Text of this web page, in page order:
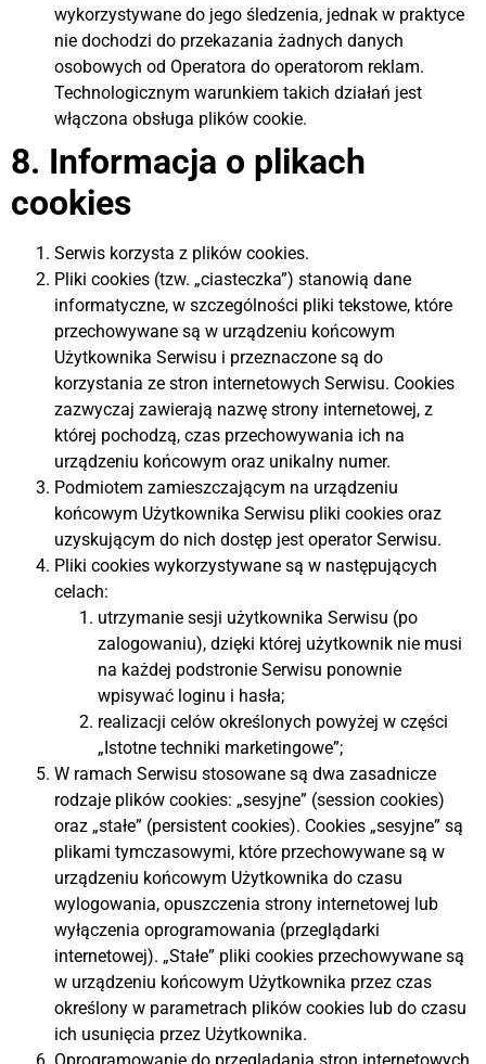
wykorzystywane do jego śledzenia, jednak w praktyce
nie dochodzi do przekazania żadnych danych
osobowych od Operatora do operatorom reklam.
Technologicznym warunkiem takich działań jest
włączona obsługa plików cookie.
8. Informacja o plikach
cookies
Serwis korzysta z plików cookies.
Pliki cookies (tzw. „ciasteczka”) stanowią dane
informatyczne, w szczególności pliki tekstowe, które
przechowywane są w urządzeniu końcowym
Użytkownika Serwisu i przeznaczone są do
korzystania ze stron internetowych Serwisu. Cookies
zazwyczaj zawierają nazwę strony internetowej, z
której pochodzą, czas przechowywania ich na
urządzeniu końcowym oraz unikalny numer.
Podmiotem zamieszczającym na urządzeniu
końcowym Użytkownika Serwisu pliki cookies oraz
uzyskującym do nich dostęp jest operator Serwisu.
Pliki cookies wykorzystywane są w następujących
celach:
utrzymanie sesji użytkownika Serwisu (po
zalogowaniu), dzięki której użytkownik nie musi
na każdej podstronie Serwisu ponownie
wpisywać loginu i hasła;
realizacji celów określonych powyżej w części
„Istotne techniki marketingowe”;
W ramach Serwisu stosowane są dwa zasadnicze
rodzaje plików cookies: „sesyjne” (session cookies)
oraz „stałe” (persistent cookies). Cookies „sesyjne” są
plikami tymczasowymi, które przechowywane są w
urządzeniu końcowym Użytkownika do czasu
wylogowania, opuszczenia strony internetowej lub
wyłączenia oprogramowania (przeglądarki
internetowej). „Stałe” pliki cookies przechowywane są
w urządzeniu końcowym Użytkownika przez czas
określony w parametrach plików cookies lub do czasu
ich usunięcia przez Użytkownika.
Oprogramowanie do przeglądania stron internetowych